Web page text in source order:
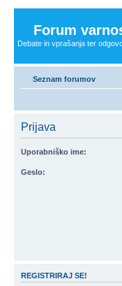
Forum
Debate in vprašanja ter
Seznam forumov
Prijava
Uporabniško ime:
Geslo:
REGISTRIRAJ SE!